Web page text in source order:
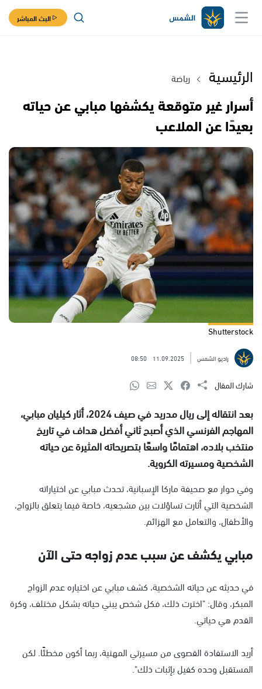
البث المباشر
الرئيسية رياضة
أسرار غير متوقعة يكشفها مبابي عن حياته
بعيدًا عن الملاعب
Shutterstock
راديو الشمس 11.09.2025
08:50
شارك المقال
بعد انتقاله إلى ريال مدريد في صيف 2024، أثار كيليان مبابي،
المهاجم الفرنسي الذي أصبح ثاني أفضل هداف في تاريخ
منتخب بلاده، اهتمامًا واسعًا بتصريحاته المثيرة عن حياته
الشخصية ومسيرته الكروية.
وفي حوار مع صحيفة ماركا الإسبانية، تحدث مبابي عن اختياراته
الشخصية التي أثارت تساؤلات بين مشجعيه، خاصة فيما يتعلق بالزواج،
والأطفال، والتعامل مع الهزائم.
مبابي يكشف عن سبب عدم زواجه حتى الآن
في حديثه عن حياته الشخصية، كشف مبابي عن اختياره عدم الزواج
المبكر، وقال: "اخترت ذلك، فكل شخص يبني حياته بشكل مختلف، وكرة
القدم هي حياتي.
أريد الاستفادة القصوى من مسيرتي المهنية، ربما أكون مخطئًا. لكن
المستقبل وحده كفيل بإثبات ذلك".